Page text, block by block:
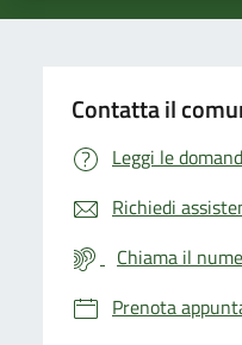
Contatta il
Leggi le
Richiedi
Chiama il
Prenota